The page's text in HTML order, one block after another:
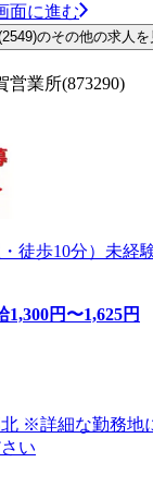
面に進む
のその他の求人を
営業所(873290)
・徒歩10分）未経
1,300円〜1,625円
※詳細な勤務地
い